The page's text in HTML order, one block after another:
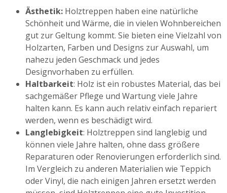
Ästhetik: Holztreppen haben eine natürliche
Schönheit und Wärme, die in vielen Wohnbereichen
gut zur Geltung kommt. Sie bieten eine Vielzahl von
Holzarten, Farben und Designs zur Auswahl, um
nahezu jeden Geschmack und jedes
Designvorhaben zu erfüllen.
Haltbarkeit: Holz ist ein robustes Material, das bei
sachgemäßer Pflege und Wartung viele Jahre
halten kann. Es kann auch relativ einfach repariert
werden, wenn es beschädigt wird.
Langlebigkeit: Holztreppen sind langlebig und
können viele Jahre halten, ohne dass größere
Reparaturen oder Renovierungen erforderlich sind.
Im Vergleich zu anderen Materialien wie Teppich
oder Vinyl, die nach einigen Jahren ersetzt werden